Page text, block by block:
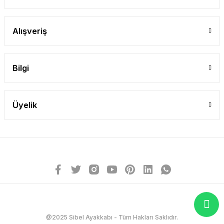
Alışveriş
Bilgi
Üyelik
@2025 Sibel Ayakkabı - Tüm Hakları Saklıdır.